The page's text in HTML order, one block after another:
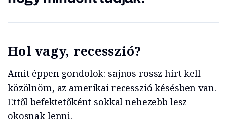
Hol vagy, recesszió?
Amit éppen gondolok: sajnos rossz hírt kell
közölnöm, az amerikai recesszió késésben van.
Ettől befektetőként sokkal nehezebb lesz
okosnak lenni.